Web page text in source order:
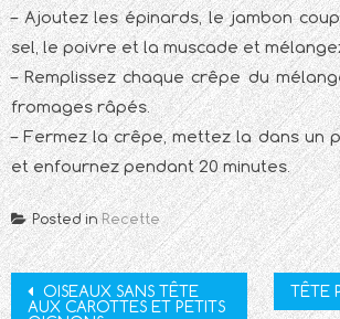
– Ajoutez les épinards, le jambon
sel, le poivre et la muscade et
– Remplissez chaque crêpe du
fromages râpés.
– Fermez la crêpe, mettez la dans un
et enfournez pendant 20 minutes.
Posted inRecette
PostOISEAUX SANS TÊTE
AUX CAROTTES ET PETITS
TÊTE